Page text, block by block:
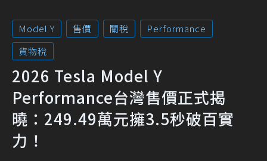
Model Y 售價 關稅
Performance
貨物稅
2026 Tesla Model Y
Performance台灣售價正式揭
曉：249.49萬元擁3.5秒破百實
力！